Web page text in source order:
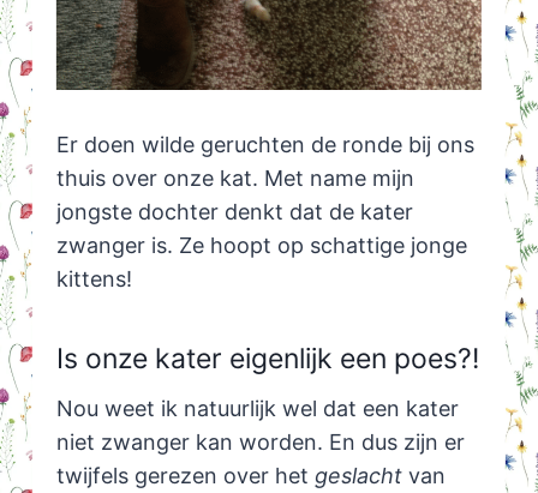
Er doen wilde geruchten de ronde bij ons
thuis over onze kat. Met name mijn
jongste dochter denkt dat de kater
zwanger is. Ze hoopt op schattige jonge
kittens!
Is onze kater eigenlijk een poes?!
Nou weet ik natuurlijk wel dat een kater
niet zwanger kan worden. En dus zijn er
twijfels gerezen over het geslachtvan